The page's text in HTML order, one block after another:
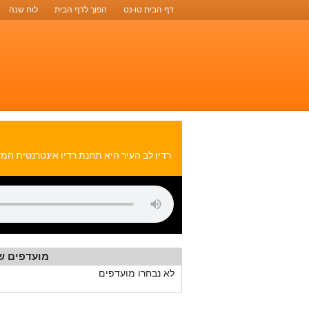
דף הבית טו-נט הפוך לדף הבית לוח שנה
מועדפים
לא נבחרו מועדפים